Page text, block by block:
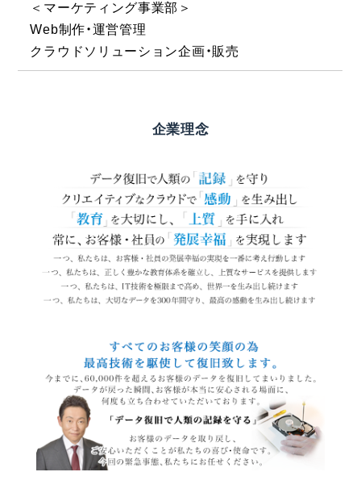
＜マーケティング事業部＞
Web制作・運営管理
クラウドソリューション企画・販売
企業理念